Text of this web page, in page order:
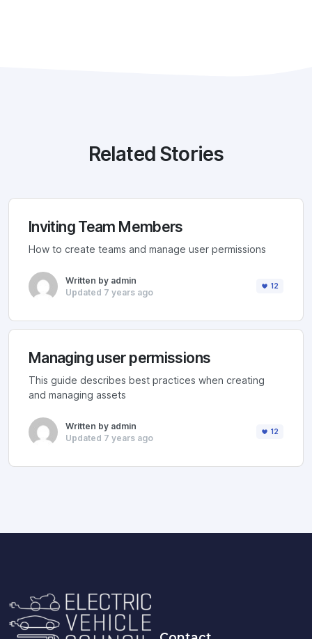
Related Stories
Inviting Team Members
How to create teams and manage user permissions
Written by admin
Updated 7 years ago
12
Managing user permissions
This guide describes best practices when creating
and managing assets
Written by admin
Updated 7 years ago
12